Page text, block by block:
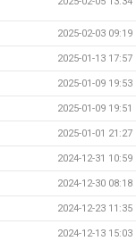
2025-02-03 09:19
2025-01-13 17:57
2025-01-09 19:53
2025-01-09 19:51
2025-01-01 21:27
2024-12-31 10:59
2024-12-30 08:18
2024-12-23 11:35
2024-12-13 15:03